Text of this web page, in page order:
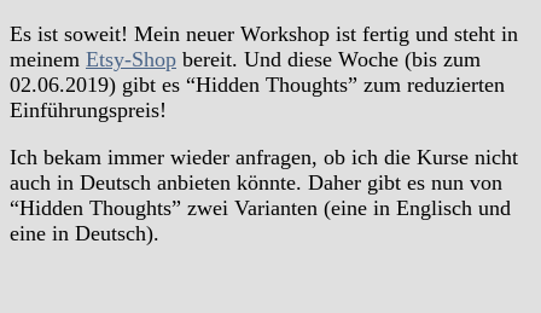
Es ist soweit! Mein neuer Workshop ist fertig und steht in
meinem Etsy-Shop bereit. Und diese Woche (bis zum
02.06.2019) gibt es “Hidden Thoughts” zum reduzierten
Einführungspreis!
Ich bekam immer wieder anfragen, ob ich die Kurse nicht
auch in Deutsch anbieten könnte. Daher gibt es nun von
“Hidden Thoughts” zwei Varianten (eine in Englisch und
eine in Deutsch).